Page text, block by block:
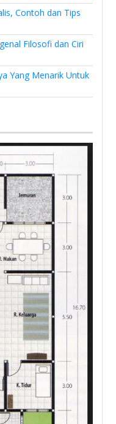
Contoh dan Tips
Filosofi dan Ciri
Yang Menarik Untuk